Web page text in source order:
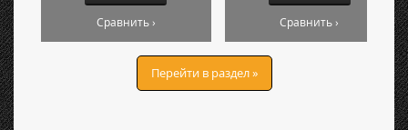
Сравнить › Сравнить ›
Перейти в раздел »